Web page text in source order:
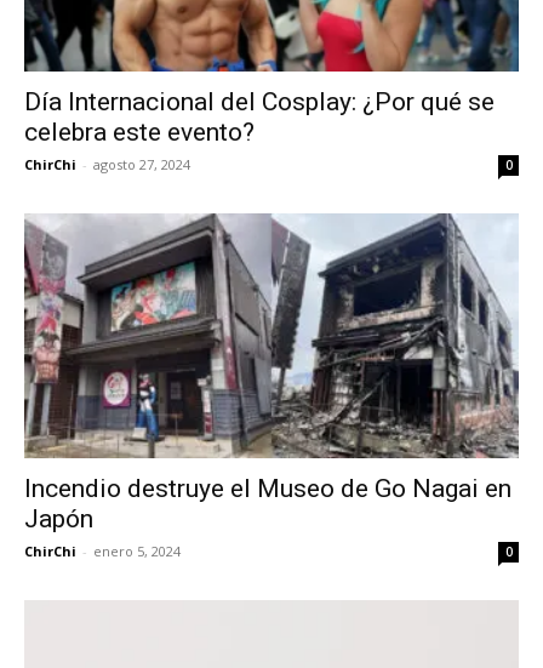
Día Internacional del Cosplay: ¿Por qué se
celebra este evento?
ChirChi - agosto 27, 2024 0
Incendio destruye el Museo de Go Nagai en
Japón
ChirChi - enero 5, 2024 0